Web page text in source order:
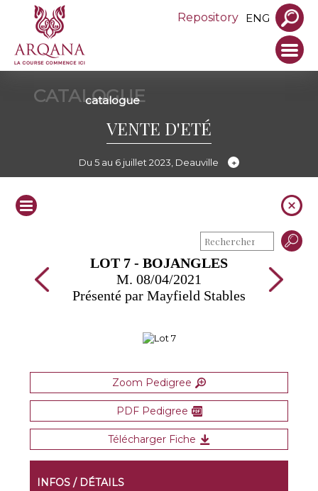
Repository ENG
CATALOGUE
catalogue
VENTE D'ETÉ
Du 5 au 6 juillet 2023, Deauville
LOT 7 - BOJANGLES
M. 08/04/2021
Présenté par Mayfield Stables
Zoom Pedigree
PDF Pedigree
Télécharger Fiche
INFOS / DÉTAILS